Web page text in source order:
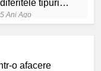
diferitele tipuri
de bratara de
argint
5 Ani Ago
o afacere